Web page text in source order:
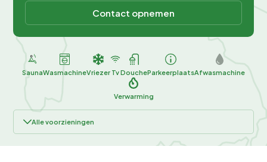
Contact opnemen
SaunaWasmachineVriezer TvDoucheParkeerplaatsAfwasmachine
Verwarming
Alle voorzieningen